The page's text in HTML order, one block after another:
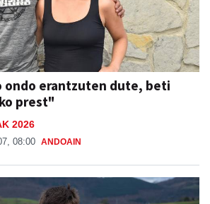
ondo erantzuten dute, beti
prest"
2026
08:00 ANDOAIN